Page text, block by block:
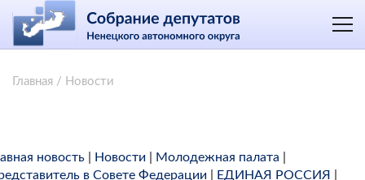
Главная / Новости
новость Новости Молодежная палата
в Совете Федерации
ЕДИНАЯ РОССИЯ